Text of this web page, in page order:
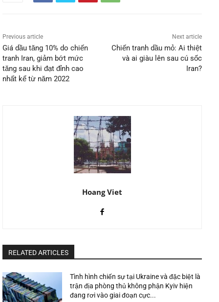
Previous article
Giá dầu tăng 10% do chiến
tranh Iran, giảm bớt mức
tăng sau khi đạt đỉnh cao
nhất kể từ năm 2022
Next article
Chiến tranh dầu mỏ: Ai thiệt
và ai giàu lên sau cú sốc
Iran?
Hoang Viet
RELATED ARTICLES
Tình hình chiến sự tại Ukraine và đặc biệt là
trận địa phòng thủ không phận Kyiv hiện
đang rơi vào giai đoạn cực...